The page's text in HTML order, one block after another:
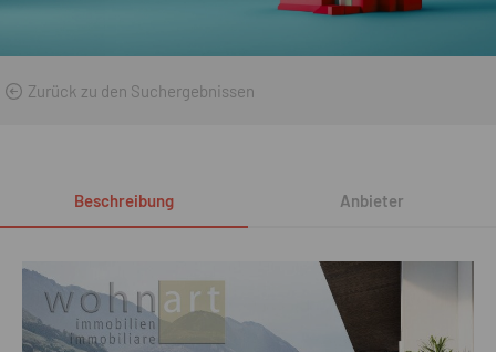
Zurück zu den Suchergebnissen
Beschreibung Anbieter